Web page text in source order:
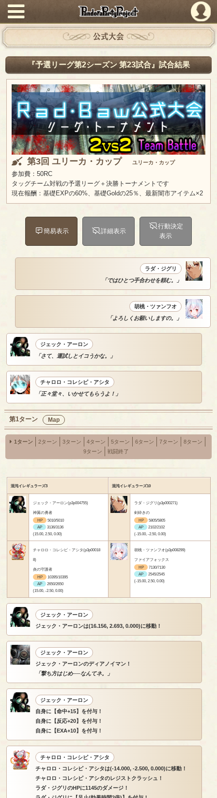
PandoraPartyProject
公式大会
『予選リーグ第2シーズン 第23試合』試合結果
第3回 ユリーカ・カップ ユリーカ・カップ
参加費：50RC
タッグチーム対戦の予選リーグ＋決勝トーナメントです
現在報酬：基礎EXPの60%、基礎Goldの25％、最新闇市アイテム×2
簡易表示 詳細表示
行動決定
表示
ラダ・ジグリ
「ではひとつ手合わせを頼む。」
胡桃・ツァンフオ
「よろしくお願いしますの。」
ジェック・アーロン
「さて、運試しとイコうかな。」
チャロロ・コレシピ・アシタ
「正々堂々、いかせてもらうよ！」
第1ターン Map
1ターン 2ターン 3ターン 4ターン 5ターン 6ターン 7ターン
8ターン
9ターン
戦闘終了
混沌イレギュラーズ3 混沌イレギュラーズ10
ジェック・アーロン(p3p004755)
神翼の勇者
HP
5010/5010
AP
3136/3136
(15.00, 2.50, 0.00)
ラダ・ジグリ(p3p000271)
剣砕きの
HP
5805/5805
AP
2102/2102
(-15.00, -2.50, 0.00)
チャロロ・コレシピ・アシタ(p3p00018
8)
炎の守護者
HP
10395/10395
AP
2650/2650
(15.00, -2.50, 0.00)
胡桃・ツァンフオ(p3p008299)
ファイアフォックス
HP
7130/7130
AP
2545/2545
(-15.00, 2.50, 0.00)
ジェック・アーロン
ジェック・アーロンは(16.156, 2.693, 0.000)に移動！
ジェック・アーロン
ジェック・アーロンのディアノイマン！
「撃ち方はじめ──なんてネ。」
ジェック・アーロン
自身に【命中+15】を付与！
自身に【反応+20】を付与！
自身に【EXA+10】を付与！
チャロロ・コレシピ・アシタ
チャロロ・コレシピ・アシタは(-14.000, -2.500, 0.000)に移動！
チャロロ・コレシピ・アシタのレジストクラッシュ！
ラダ・ジグリのHPに1145のダメージ！